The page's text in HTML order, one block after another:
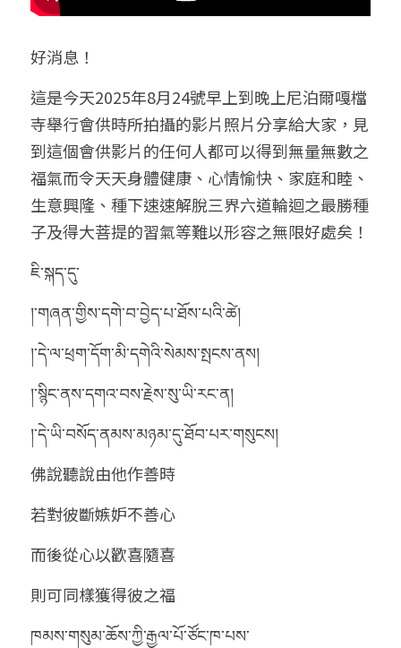
好消息！
這是今天2025年8月24號早上到晚上尼泊爾嘎檔
寺舉行會供時所拍攝的影片照片分享給大家，見
到這個會供影片的任何人都可以得到無量無數之
福氣而令天天身體健康、心情愉快、家庭和睦、
生意興隆、種下速速解脫三界六道輪迴之最勝種
子及得大菩提的習氣等難以形容之無限好處矣！
ཇི་སྐད་དུ་
།་གཞན་གྱིས་དགེ་བ་བྱེད་པ་ཐོས་པའི་ཚེ།
།་དེ་ལ་ཕྲག་དོག་མི་དགེའི་སེམས་སྤངས་ནས།
།་སྙིང་ནས་དགའ་བས་རྗེས་སུ་ཡི་རང་ན།
།་དེ་ཡི་བསོད་ནམས་མཉམ་དུ་ཐོབ་པར་གསུངས།
佛說聽說由他作善時
若對彼斷嫉妒不善心
而後從心以歡喜隨喜
則可同樣獲得彼之福
ཁམས་གསུམ་ཆོས་ཀྱི་རྒྱལ་པོ་ཙོང་ཁ་པས་